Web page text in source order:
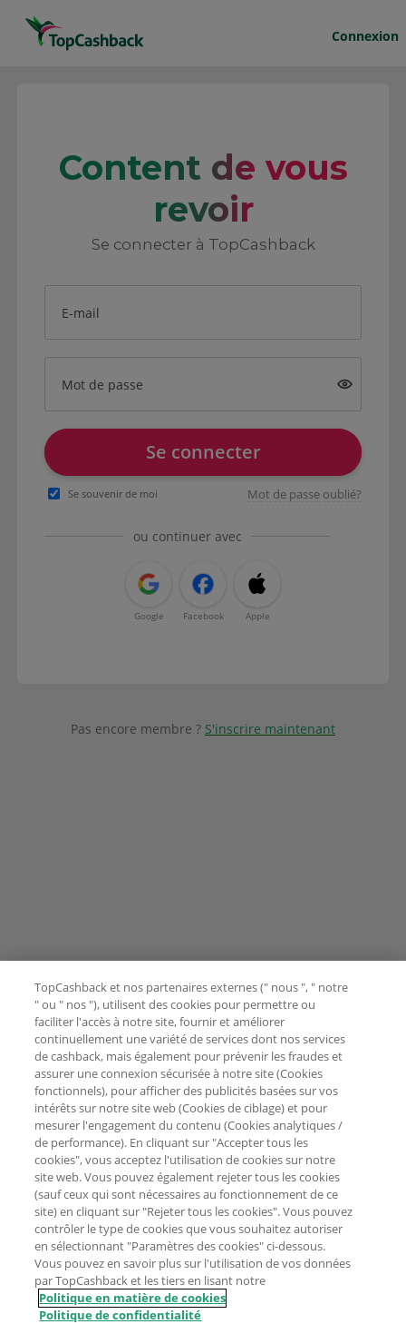
Connexion
Content de vous
revoir
Se connecter à TopCashback
E-mail
Mot de passe
Se connecter
Se souvenir de moi Mot de passe oublié?
ou continuer avec
Google Facebook Apple
Pas encore membre ? S'inscrire maintenant
TopCashback et nos partenaires externes (" nous ", " notre
" ou " nos "), utilisent des cookies pour permettre ou
faciliter l'accès à notre site, fournir et améliorer
continuellement une variété de services dont nos services
de cashback, mais également pour prévenir les fraudes et
assurer une connexion sécurisée à notre site (Cookies
fonctionnels), pour afficher des publicités basées sur vos
intérêts sur notre site web (Cookies de ciblage) et pour
mesurer l'engagement du contenu (Cookies analytiques /
de performance). En cliquant sur "Accepter tous les
cookies", vous acceptez l'utilisation de cookies sur notre
site web. Vous pouvez également rejeter tous les cookies
(sauf ceux qui sont nécessaires au fonctionnement de ce
site) en cliquant sur "Rejeter tous les cookies". Vous pouvez
contrôler le type de cookies que vous souhaitez autoriser
en sélectionnant "Paramètres des cookies" ci-dessous.
Vous pouvez en savoir plus sur l'utilisation de vos données
par TopCashback et les tiers en lisant notre
Politique en matière de cookies
Politique de confidentialité